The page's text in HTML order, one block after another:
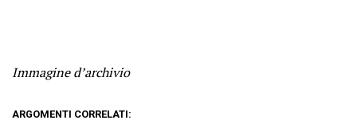
Immagine d’archivio
ARGOMENTI CORRELATI: